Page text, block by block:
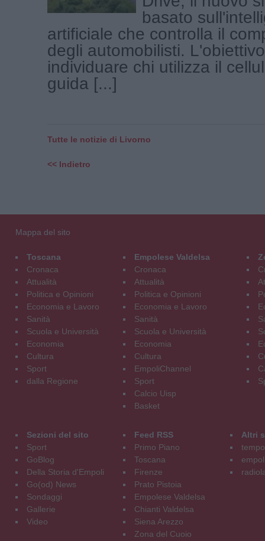
basato
artificiale che controlla il
degli automobilisti.
individuare chi utilizza il
guida [...]
Tutte le notizie di Livorno
<< Indietro
Mappa del sito
Toscana
Cronaca
Attualità
Politica e Opinioni
Economia e Lavoro
Sanità
Scuola e Università
Economia
Cultura
Sport
dalla Regione
Empolese Valdelsa
Cronaca
Attualità
Politica e Opinioni
Economia e Lavoro
Sanità
Scuola e Università
Economia
Cultura
EmpoliChannel
Sport
Calcio Uisp
Basket
Sezioni del sito
Sport
GoBlog
Della Storia d'Empoli
Go(od) News
Sondaggi
Gallerie
Video
Feed RSS
Primo Piano
Toscana
Firenze
Prato Pistoia
Empolese Valdelsa
Chianti Valdelsa
Siena Arezzo
Zona del Cuoio
Altri